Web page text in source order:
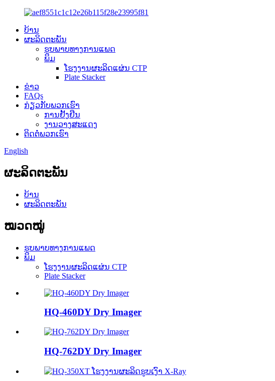
ບ້ານ
ຜະລິດຕະພັນ
ຮູບພາບທາງການແພດ
ພິມ
ໂຮງງານຜະລິດແຜ່ນ CTP
Plate Stacker
ຂ່າວ
FAQs
ກ່ຽວກັບພວກເຮົາ
ການຢັ້ງຢືນ
ງານວາງສະແດງ
ຕິດຕໍ່ພວກເຮົາ
English
ຜະລິດຕະພັນ
ບ້ານ
ຜະລິດຕະພັນ
ໝວດໝູ່
ຮູບພາບທາງການແພດ
ພິມ
ໂຮງງານຜະລິດແຜ່ນ CTP
Plate Stacker
HQ-460DY Dry ​​Imager
HQ-762DY Dry ​​Imager